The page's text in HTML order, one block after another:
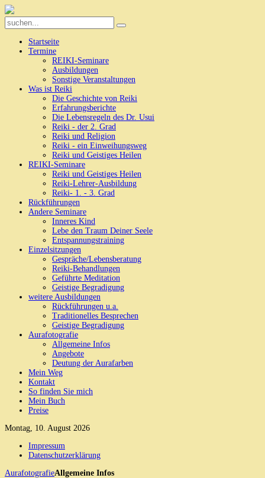
Startseite
Termine
REIKI-Seminare
Ausbildungen
Sonstige Veranstaltungen
Was ist Reiki
Die Geschichte von Reiki
Erfahrungsberichte
Die Lebensregeln des Dr. Usui
Reiki - der 2. Grad
Reiki und Religion
Reiki - ein Einweihungsweg
Reiki und Geistiges Heilen
REIKI-Seminare
Reiki und Geistiges Heilen
Reiki-Lehrer-Ausbildung
Reiki- 1. - 3. Grad
Rückführungen
Andere Seminare
Inneres Kind
Lebe den Traum Deiner Seele
Entspannungstraining
Einzelsitzungen
Gespräche/Lebensberatung
Reiki-Behandlungen
Geführte Meditation
Geistige Begradigung
weitere Ausbildungen
Rückführungen u.a.
Traditionelles Besprechen
Geistige Begradigung
Aurafotografie
Allgemeine Infos
Angebote
Deutung der Aurafarben
Mein Weg
Kontakt
So finden Sie mich
Mein Buch
Preise
Montag, 10. August 2026
Impressum
Datenschutzerklärung
AurafotografieAllgemeine Infos